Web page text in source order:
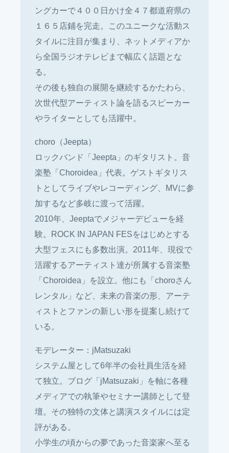
ングカーで４００日かけ全４７都道府県の
１６５店鋪を完走。このユニークな活動ス
タイルに注目が集まり、ネットメディアか
ら全国ラジオテレビまで幅広く話題とな
る。
その後も独自の展開を継続するかたわら、
次世代型アーティスト論を語るスピーカー
やライターとしても活躍中。
choro（Jeepta）
ロックバンド「Jeepta」のギタリスト。音
楽塾「Choroidea」代表。ゲストギタリス
トとしてライブやレコーディング、MVに参
加するなど多岐に渡って活躍。
2010年、Jeeptaでメジャーデビューを経
験。ROCK IN JAPAN FESをはじめとする
大型フェスにも多数出演。2011年、現役で
活躍するアーティスト達が所属する音楽塾
「Choroidea」を設立。他にも「choroさん
レンタル」など、未来の音楽の形、アーテ
ィストとファンの新しい形を提案し続けて
いる。
モデレーター：jMatsuzaki
システム屋として6年半の会社員生活を経
て独立。ブログ「jMatsuzaki」を軸に各種
メディアでの執筆やセミナー講師として登
壇。その独特の文体と講演スタイルには定
評がある。
小学生の頃からの夢であった音楽家へ至る